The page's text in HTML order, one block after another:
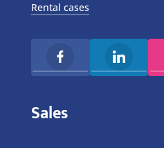
Rental cases
Sales